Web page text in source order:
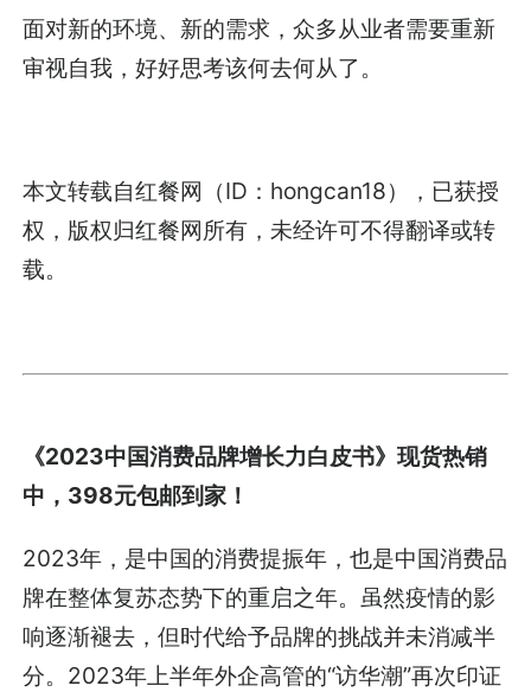
面对新的环境、新的需求，众多从业者需要重新
审视自我，好好思考该何去何从了。
本文转载自红餐网（ID：hongcan18），已获授
权，版权归红餐网所有，未经许可不得翻译或转
载。
《2023中国消费品牌增长力白皮书》现货热销
中，398元包邮到家！
2023年，是中国的消费提振年，也是中国消费品
牌在整体复苏态势下的重启之年。虽然疫情的影
响逐渐褪去，但时代给予品牌的挑战并未消减半
分。2023年上半年外企高管的“访华潮”再次印证